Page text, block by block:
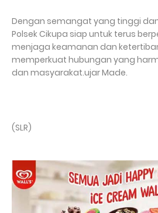
Dengan semangat yang tinggi
Polsek Cikupa siap untuk terus
menjaga keamanan dan
memperkuat hubungan yang
dan masyarakat.ujar Made.
(SLR)